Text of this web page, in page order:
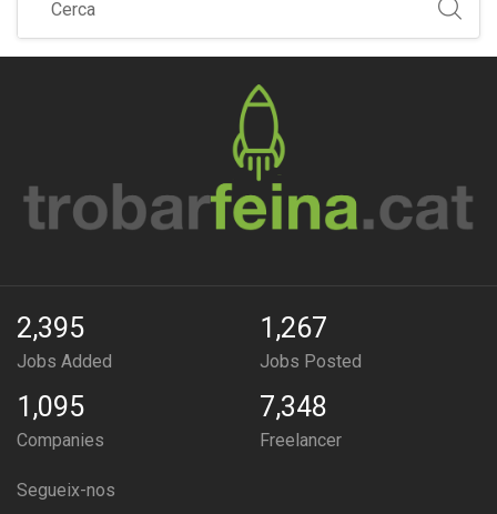
2,395
Jobs Added
1,267
Jobs Posted
1,095
Companies
7,348
Freelancer
Segueix-nos